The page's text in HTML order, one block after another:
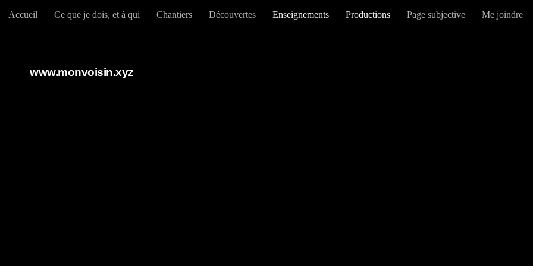
Au dessous du contenu
Accueil Ce que je dois, et à qui Chantiers Découvertes Enseignements Productions Page subjective Me joindre
www.monvoisin.xyz